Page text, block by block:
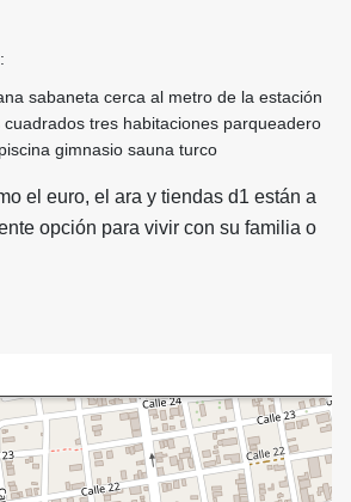
sabaneta cerca al metro de la estación
tres habitaciones parqueadero
gimnasio sauna turco
el euro, el ara y tiendas d1 están a
opción para vivir con su familia o